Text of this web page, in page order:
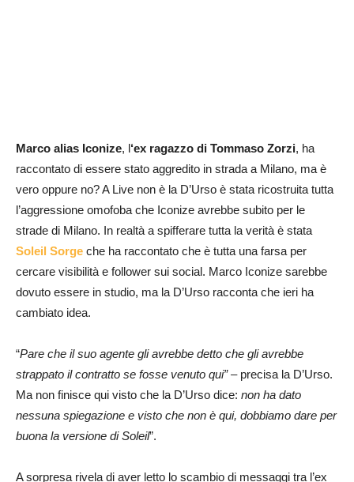
Marco alias Iconize, l ‘ex ragazzo di Tommaso Zorzi, ha
raccontato di essere stato aggredito in strada a Milano, ma è
vero oppure no? A Live non è la D’Urso è stata ricostruita tutta
l’aggressione omofoba che Iconize avrebbe subito per le
strade di Milano. In realtà a spifferare tutta la verità è stata
Soleil Sorge che ha raccontato che è tutta una farsa per
cercare visibilità e follower sui social. Marco Iconize sarebbe
dovuto essere in studio, ma la D’Urso racconta che ieri ha
cambiato idea.
“Pare che il suo agente gli avrebbe detto che gli avrebbe
strappato il contratto se fosse venuto qui” – precisa la D’Urso.
Ma non finisce qui visto che la D’Urso dice: non ha dato
nessuna spiegazione e visto che non è qui, dobbiamo dare per
buona la versione di Soleil”.
A sorpresa rivela di aver letto lo scambio di messaggi tra l’ex